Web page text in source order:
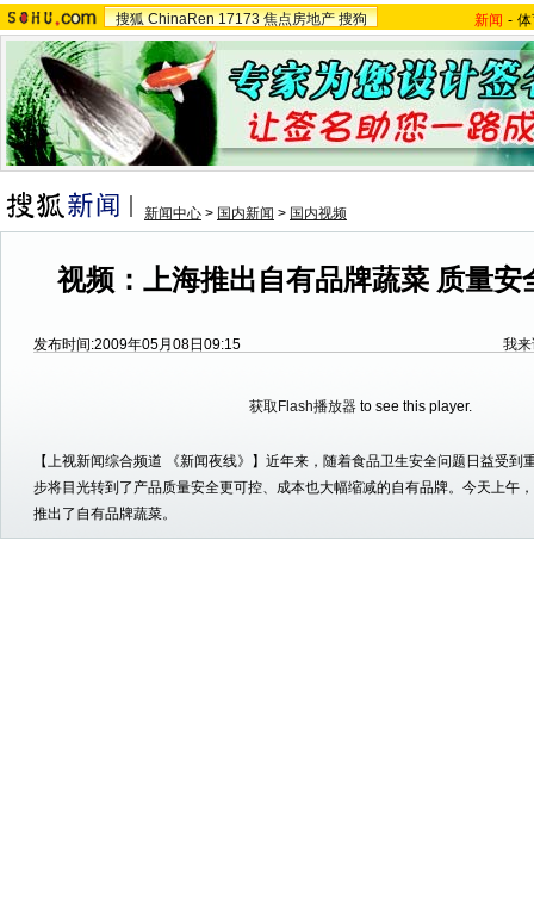
搜狐 ChinaRen 17173 焦点房地产 搜狗 新闻 -
新闻中心 > 国内新闻 > 国内视频
视频：上海推出自有品牌蔬菜 质量安
发布时间:2009年05月08日09:15 我
获取Flash播放器 to see this player.
【上视新闻综合频道 《新闻夜线》】近年来，随着食品卫生安全问题日益受到
步将目光转到了产品质量安全更可控、成本也大幅缩减的自有品牌。今天上午
推出了自有品牌蔬菜。